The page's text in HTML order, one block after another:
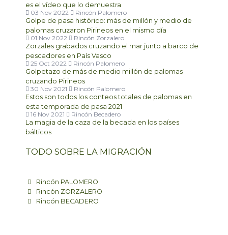
es el vídeo que lo demuestra
03 Nov 2022
Rincón Palomero
Golpe de pasa histórico: más de millón y medio de
palomas cruzaron Pirineos en el mismo día
01 Nov 2022
Rincón Zorzalero
Zorzales grabados cruzando el mar junto a barco de
pescadores en País Vasco
25 Oct 2022
Rincón Palomero
Golpetazo de más de medio millón de palomas
cruzando Pirineos
30 Nov 2021
Rincón Palomero
Estos son todos los conteos totales de palomas en
esta temporada de pasa 2021
16 Nov 2021
Rincón Becadero
La magia de la caza de la becada en los países
bálticos
TODO SOBRE LA MIGRACIÓN
Rincón PALOMERO
Rincón ZORZALERO
Rincón BECADERO